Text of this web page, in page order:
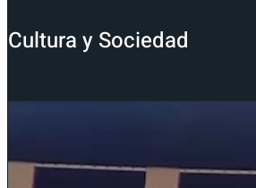
Cultura y Sociedad